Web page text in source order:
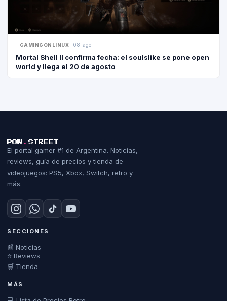
GAMINGONLINUX 08-ago
Mortal Shell II confirma fecha: el soulslike se pone open
world y llega el 20 de agosto
POW . STREET
El portal gamer #1 de Argentina. Noticias,
reviews, guía de precios y tienda de
videojuegos: PS5, Xbox, Switch, retro y
más.
SECCIONES
📰 Noticias
⭐ Reviews
🛒 Tienda
MÁS